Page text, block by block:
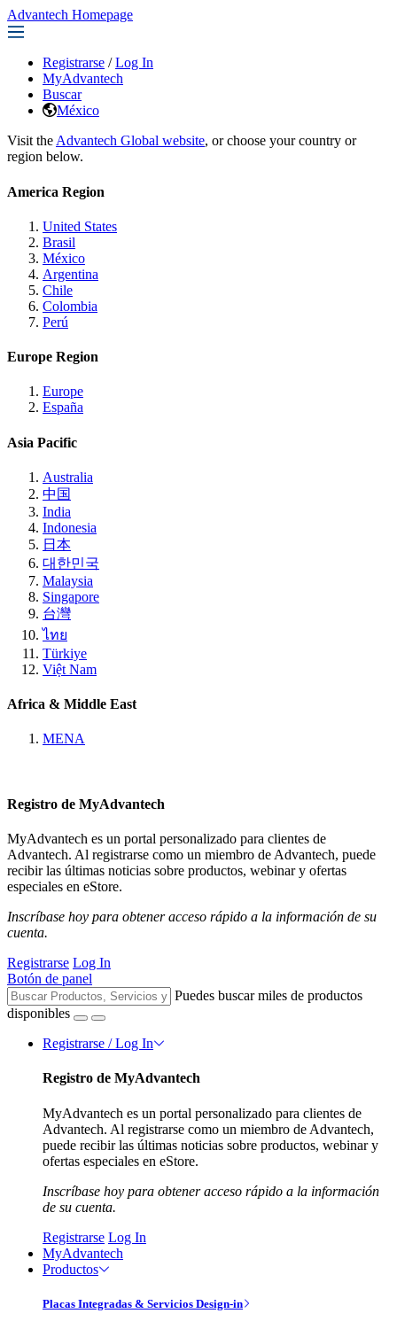
Advantech Homepage
Registrarse / Log In
MyAdvantech
Buscar
México
Visit the Advantech Global website, or choose your country or
region below.
America Region
United States
Brasil
México
Argentina
Chile
Colombia
Perú
Europe Region
Europe
España
Asia Pacific
Australia
中国
India
Indonesia
日本
대한민국
Malaysia
Singapore
台灣
ไทย
Türkiye
Việt Nam
Africa & Middle East
MENA
Registro de MyAdvantech
MyAdvantech es un portal personalizado para clientes de
Advantech. Al registrarse como un miembro de Advantech, puede
recibir las últimas noticias sobre productos, webinar y ofertas
especiales en eStore.
Inscríbase hoy para obtener acceso rápido a la información de su
cuenta.
Registrarse Log In
Botón de panel
Puedes buscar miles de productos
disponibles
Registrarse / Log In
Registro de MyAdvantech
MyAdvantech es un portal personalizado para clientes de
Advantech. Al registrarse como un miembro de Advantech,
puede recibir las últimas noticias sobre productos, webinar y
ofertas especiales en eStore.
Inscríbase hoy para obtener acceso rápido a la información
de su cuenta.
Registrarse Log In
MyAdvantech
Productos
Placas Integradas & Servicios Design-in